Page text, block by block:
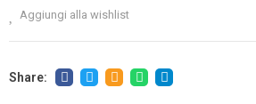
Aggiungi alla wishlist